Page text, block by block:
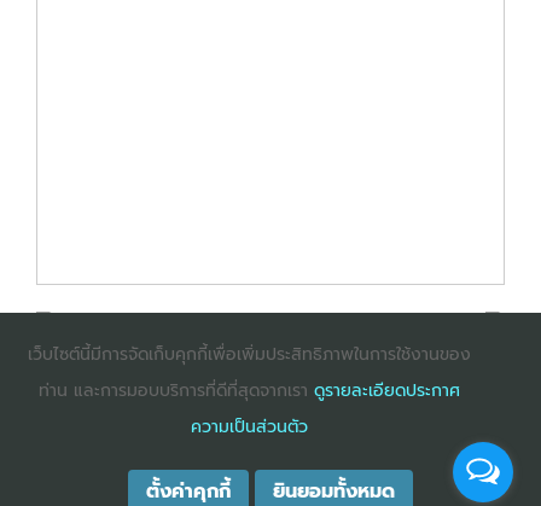
: InternetExplorer เวอร์ชั่น 10 ขึ้นไป
: Chrome เวอร์ชั่น 58 ขึ้นไป
COPYRIGHT ©2025DHARMNITI SEMINAR AND TRAINING CO., LTDALL
เว็บไซต์นี้มีการจัดเก็บคุกกี้เพื่อเพิ่มประสิทธิภาพในการใช้งานของ
ท่าน และการมอบบริการที่ดีที่สุดจากเรา ดูรายละเอียดประกาศ
ความเป็นส่วนตัว
ตั้งค่าคุกกี้ ยินยอมทั้งหมด